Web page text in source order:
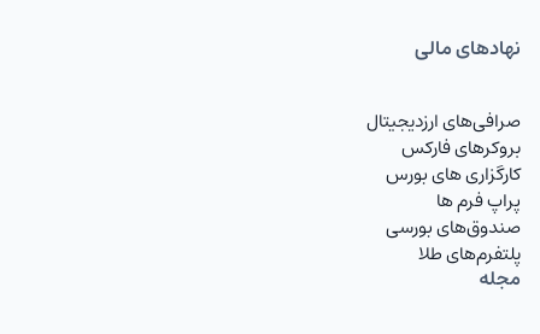
نهاد‌های مالی
صرافی‌های ارزدیجیتال
بروکرهای فارکس
کارگزاری های بورس
پراپ فرم ها
صندوق‌های بورسی
پلتفرم‌های طلا
مجله